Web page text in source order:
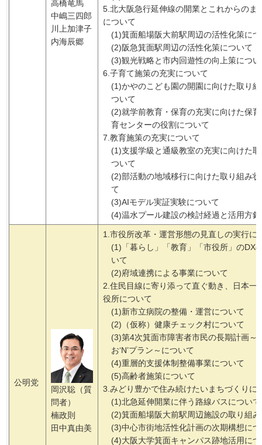
高橋竜馬
中嶋三四郎
川上加津子
内海辰郷
5.北大阪急行延伸線の開業とこれからのま
について
(1)箕面船場阪大前駅周辺の活性化策に
(2)阪急箕面駅周辺の活性化策について
(3)観光戦略と市内回遊性の向上策につ
6.子育て施策の充実について
(1)かやのこども園の開園に向けた取り
ついて
(2)就学前教育・保育の充実に向けた保
育センターの役割について
7.教育施策の充実について
(1)支援学級と通級教室の充実に向けた
ついて
(2)部活動の地域移行に向けた取り組み
て
(3)AIモデル実証実験について
(4)温水プール建設の検討経過と活用方
公明党
岡沢聡（質
問者）
楠政則
田中真由美
1.市役所改革・運営形態の見直しの実行に
(1)「暮らし」「教育」「市役所」のDX
いて
(2)府域連携による事業について
2.住民目線に寄り添って直ぐ動き、日本一
役所について
(1)新市立病院の整備・運営について
(2)（仮称）健康チェック村について
(3)第4次箕面市障害者市民の長期計画～
お‘N’プラン～について
(4)重層的支援体制整備事業について
(5)高齢者施策について
3.みどり豊かで住み続けたいまちづくりに
(1)北急延伸開業に伴う路線バスについて
(2)箕面船場阪大前駅周辺施設の取り組
(3)中心市街地活性化計画の次期構想に
(4)大阪大学箕面キャンパス跡地活用に